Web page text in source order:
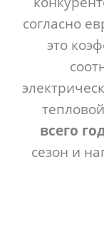
согласно
это
всего
сезон и